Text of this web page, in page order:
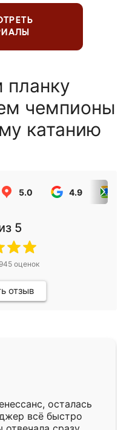
чемпионы
катанию
5.0 4.9
5
945оценок
отзыв
осталась
всё быстро